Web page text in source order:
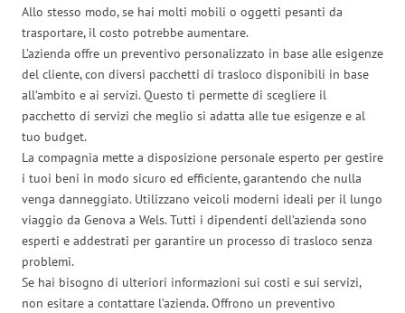
Allo stesso modo, se hai molti mobili o oggetti pesanti da
trasportare, il costo potrebbe aumentare.
L’azienda offre un preventivo personalizzato in base alle esigenze
del cliente, con diversi pacchetti di trasloco disponibili in base
all’ambito e ai servizi. Questo ti permette di scegliere il
pacchetto di servizi che meglio si adatta alle tue esigenze e al
tuo budget.
La compagnia mette a disposizione personale esperto per gestire
i tuoi beni in modo sicuro ed efficiente, garantendo che nulla
venga danneggiato. Utilizzano veicoli moderni ideali per il lungo
viaggio da Genova a Wels. Tutti i dipendenti dell’azienda sono
esperti e addestrati per garantire un processo di trasloco senza
problemi.
Se hai bisogno di ulteriori informazioni sui costi e sui servizi,
non esitare a contattare l’azienda. Offrono un preventivo